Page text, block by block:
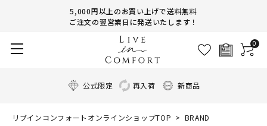
5,000円以上のお買い上げで送料無料
ご注文の翌営業日に発送いたします！
0
公式限定 再入荷 新商品
リブインコンフォートオンラインショップTOP
BRAND